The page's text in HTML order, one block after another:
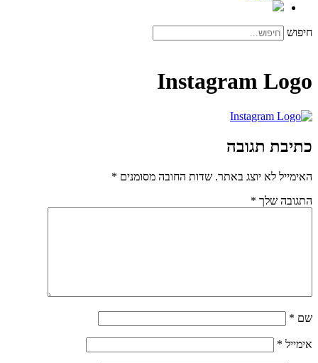
חיפוש
Instagram Logo
כתיבת תגובה
האימייל לא יוצג באתר. שדות החובה מסומנים *
התגובה שלך *
שם *
אימייל *